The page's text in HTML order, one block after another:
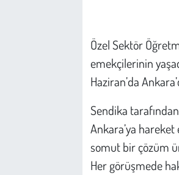
Özel Sektör
emekçilerinin
Haziran’da
Sendika
Ankara’ya
somut bir çözüm
Her görüşmede